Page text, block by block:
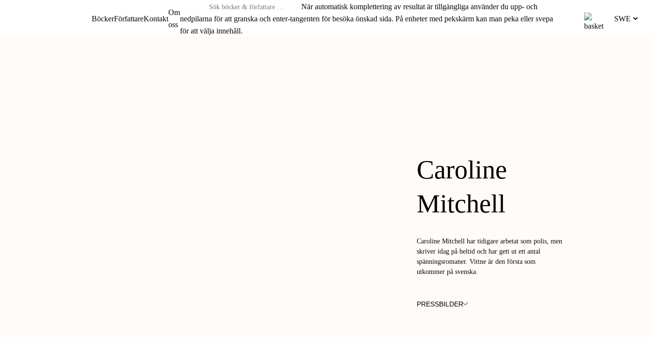
BöckerFörfattareKontakt
Om
oss
böcker
&
När automatisk komplettering av resultat är tillgängliga använder du upp- och
nedpilarna för att granska och enter-tangenten för besöka önskad sida. På enheter med pekskärm kan man peka eller svepa
för att välja innehåll.
Caroline
Mitchell
Caroline Mitchell har tidigare arbetat som polis, men
skriver idag på heltid och har gett ut ett antal
spänningsromaner. Vittne är den första som
utkommer på svenska.
PRESSBILDER